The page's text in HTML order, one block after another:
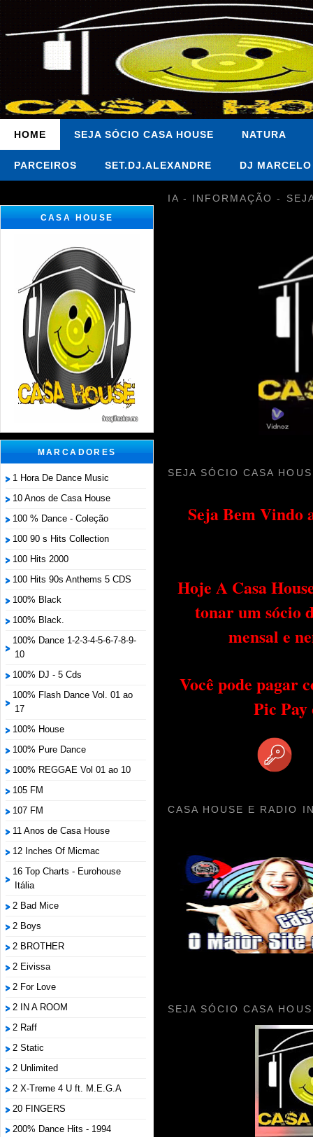
HOME SEJA SÓCIO CASA HOUSE NATURA
PARCEIROS SET.DJ.ALEXANDRE DJ
CASA HOUSE
MARCADORES
1 Hora De Dance Music
10 Anos de Casa House
100 % Dance - Coleção
100 90 s Hits Collection
100 Hits 2000
100 Hits 90s Anthems 5 CDS
100% Black
100% Black.
100% Dance 1-2-3-4-5-6-7-8-9-
10
100% DJ - 5 Cds
100% Flash Dance Vol. 01 ao
17
100% House
100% Pure Dance
100% REGGAE Vol 01 ao 10
105 FM
107 FM
11 Anos de Casa House
12 Inches Of Micmac
16 Top Charts - Eurohouse
Itália
2 Bad Mice
2 Boys
2 BROTHER
2 Eivissa
2 For Love
2 IN A ROOM
2 Raff
2 Static
2 Unlimited
2 X-Treme 4 U ft. M.E.G.A
20 FINGERS
200% Dance Hits - 1994
IA - INFORMAÇÃO -
SEJA SÓCIO CASA
Seja Bem Vindo
Hoje A Casa
tonar um sócio
mensal e
Você pode pagar
Pic
CASA HOUSE E RADIO
SEJA SÓCIO CASA